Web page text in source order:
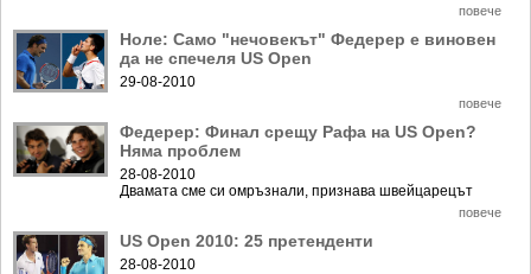
повече
Ноле: Само "нечовекът" Федерер е виновен
да не спечеля US Open
29-08-2010
повече
Федерер: Финал срещу Рафа на US Open?
Няма проблем
28-08-2010
Двамата сме си омръзнали, признава швейцарецът
повече
US Open 2010: 25 претенденти
28-08-2010